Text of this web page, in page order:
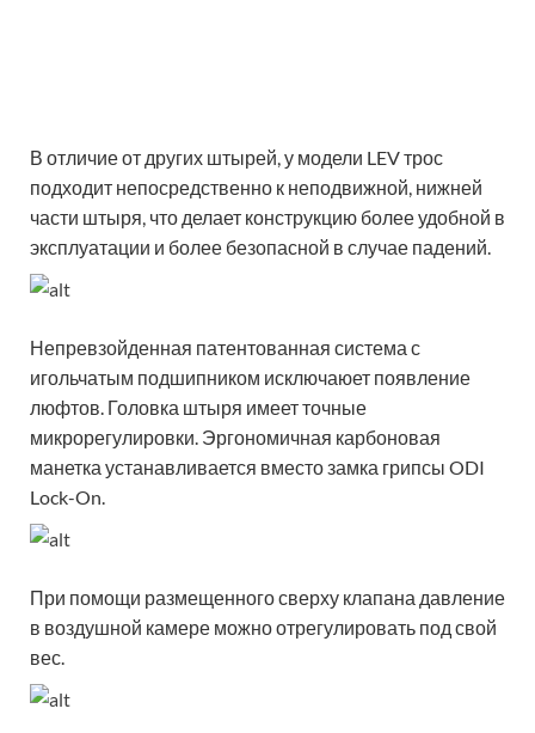
В отличие от других штырей, у модели LEV трос
подходит непосредственно к неподвижной, нижней
части штыря, что делает конструкцию более удобной в
эксплуатации и более безопасной в случае падений.
Непревзойденная патентованная система с
игольчатым подшипником исключаюет появление
люфтов. Головка штыря имеет точные
микрорегулировки. Эргономичная карбоновая
манетка устанавливается вместо замка грипсы ODI
Lock-On.
При помощи размещенного сверху клапана давление
в воздушной камере можно отрегулировать под свой
вес.